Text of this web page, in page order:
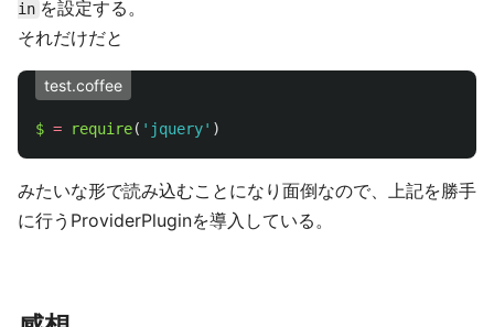
in を設定する。
それだけだと
test.coffee
$ = require( 'jquery' )
みたいな形で読み込むことになり面倒なので、上記を勝手
に行うProviderPluginを導入している。